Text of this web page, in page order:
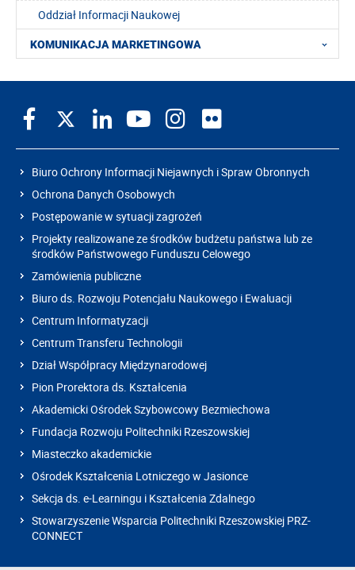
Oddział Informacji Naukowej
KOMUNIKACJA MARKETINGOWA
Biuro Ochrony Informacji Niejawnych i Spraw Obronnych
Ochrona Danych Osobowych
Postępowanie w sytuacji zagrożeń
Projekty realizowane ze środków budżetu państwa lub ze
środków Państwowego Funduszu Celowego
Zamówienia publiczne
Biuro ds. Rozwoju Potencjału Naukowego i Ewaluacji
Centrum Informatyzacji
Centrum Transferu Technologii
Dział Współpracy Międzynarodowej
Pion Prorektora ds. Kształcenia
Akademicki Ośrodek Szybowcowy Bezmiechowa
Fundacja Rozwoju Politechniki Rzeszowskiej
Miasteczko akademickie
Ośrodek Kształcenia Lotniczego w Jasionce
Sekcja ds. e-Learningu i Kształcenia Zdalnego
Stowarzyszenie Wsparcia Politechniki Rzeszowskiej PRZ-
CONNECT